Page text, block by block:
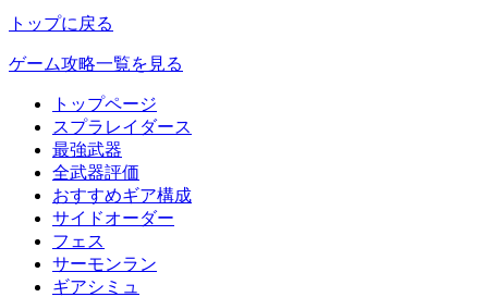
トップに戻る
ゲーム攻略一覧を見る
トップページ
スプラレイダース
最強武器
全武器評価
おすすめギア構成
サイドオーダー
フェス
サーモンラン
ギアシミュ